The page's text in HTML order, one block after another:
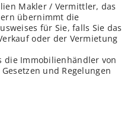
Makler / Vermittler, das
übernimmt die
für Sie, falls Sie das
oder der Vermietung
die Immobilienhändler von
und Regelungen